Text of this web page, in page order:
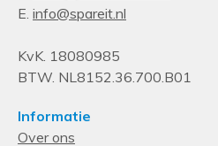
E. info@spareit.nl
KvK. 18080985
BTW. NL8152.36.700.B01
Informatie
Over ons